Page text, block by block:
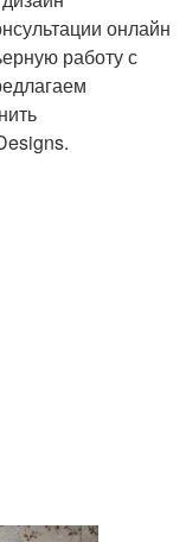
онлайн
работу с